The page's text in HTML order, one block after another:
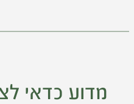
מדוע כדאי